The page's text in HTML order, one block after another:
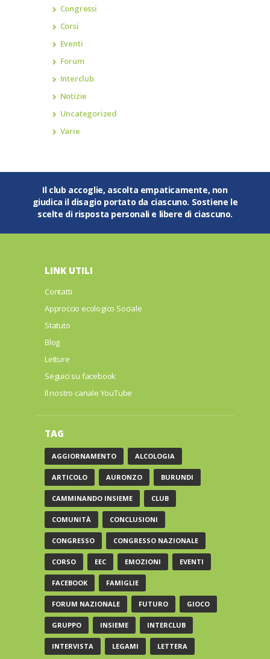
Congressi
Corsi
Eventi
Forum
Interclub
Notizie
Uncategorized
Varie
Il club accoglie, ascolta empaticamente, non
giudica il disagio portato da ciascuno. Sostiene le
scelte di risposta personali e libere di ciascuno.
LINK UTILI
Contatti
Approccio ecologico Sociale
Statuto
Blog
Letture
Seguici su facebook
Il nostro canale YouTube
TAG
AGGIORNAMENTO ALCOLOGIA
ARTICOLO AURONZO BURUNDI
CAMMINANDO INSIEME CLUB
COMUNITÀ CONCLUSIONI
CONGRESSO CONGRESSO NAZIONALE
CORSO EEC EMOZIONI EVENTI
FACEBOOK FAMIGLIE
FORUM NAZIONALE FUTURO GIOCO
GRUPPO INSIEME INTERCLUB
INTERVISTA LEGAMI LETTERA